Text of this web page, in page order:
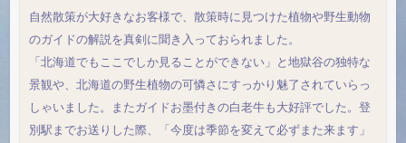
自然散策が大好きなお客様で、散策時に見つけた植物や野生動物
のガイドの解説を真剣に聞き入っておられました。
「北海道でもここでしか見ることができない」と地獄谷の独特な
景観や、北海道の野生植物の可憐さにすっかり魅了されていらっ
しゃいました。またガイドお墨付きの白老牛も大好評でした。登
別駅までお送りした際、「今度は季節を変えて必ずまた来ます」